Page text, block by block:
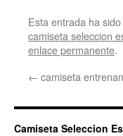
Esta entrada ha
camiseta seleccion
enlace permanente.
← camiseta
Camiseta Seleccion